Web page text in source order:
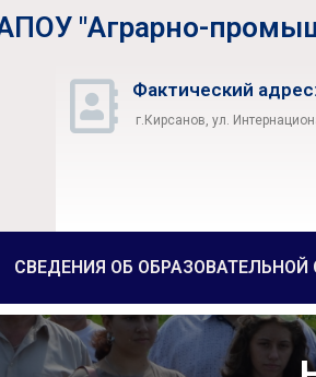
"Аграрно-
Фактический адрес:
г.Кирсанов, ул.
СВЕДЕНИЯ ОБ ОБРАЗОВАТЕЛЬНОЙ